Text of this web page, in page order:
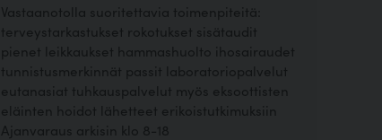
Vastaanotolla suoritettavia toimenpiteitä:
terveystarkastukset rokotukset sisätaudit
pienet leikkaukset hammashuolto ihosairaudet
tunnistusmerkinnät passit laboratoriopalvelut
eutanasiat tuhkauspalvelut myös eksoottisten
eläinten hoidot lähetteet erikoistutkimuksiin
Ajanvaraus arkisin klo 8-18